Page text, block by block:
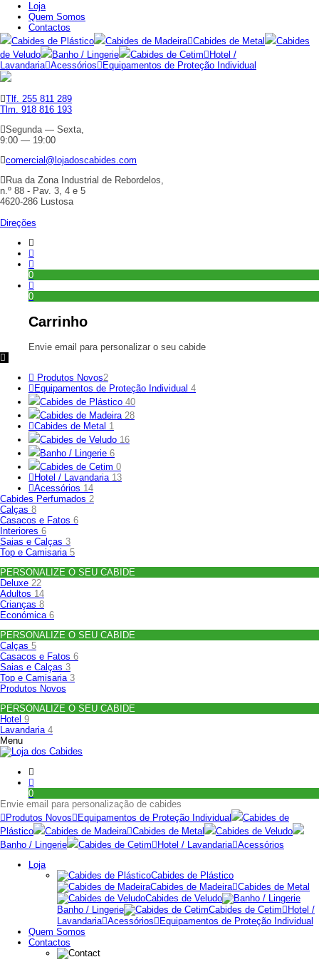
Loja
Quem Somos
Contactos
Cabides de Plástico
Cabides de Madeira Cabides de Metal
Cabides
de Veludo
Banho / Lingerie Cabides de Cetim
Hotel /
Lavandaria Acessórios Equipamentos de Proteção Individual
Tlf. 255 811 289
Tlm. 918 816 193
Segunda — Sexta,
9:00 — 19:00
comercial@lojadoscabides.com
Rua da Zona Industrial de Rebordelos,
n.º 88 - Pav. 3, 4 e 5
4620-286 Lustosa
Direções
0
0
Carrinho
Envie email para personalizar o seu cabide
Produtos Novos2
Equipamentos de Proteção Individual 4
Cabides de Plástico 40
Cabides de Madeira 28
Cabides de Metal 1
Cabides de Veludo 16
Banho / Lingerie 6
Cabides de Cetim 0
Hotel / Lavandaria 13
Acessórios 14
Cabides Perfumados 2
Calças 8
Casacos e Fatos 6
Interiores 6
Saias e Calças 3
Top e Camisaria 5
PERSONALIZE O SEU CABIDE
Deluxe 22
Adultos 14
Crianças 8
Económica 6
PERSONALIZE O SEU CABIDE
Calças 5
Casacos e Fatos 6
Saias e Calças 3
Top e Camisaria 3
Produtos Novos
PERSONALIZE O SEU CABIDE
Hotel 9
Lavandaria 4
Menu
0
Envie email para personalização de cabides
Produtos Novos
Equipamentos de Proteção Individual
Cabides de
Plástico
Cabides de Madeira Cabides de Metal
Cabides de Veludo
Banho / Lingerie
Cabides de Cetim Hotel / Lavandaria Acessórios
Loja
Cabides de Plástico
Cabides de Madeira Cabides de Metal
Cabides de Veludo
Banho / Lingerie
Cabides de Cetim
Hotel /
Lavandaria Acessórios
Equipamentos de Proteção Individual
Quem Somos
Contactos